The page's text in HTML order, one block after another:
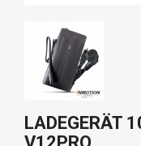
LADEGERÄT